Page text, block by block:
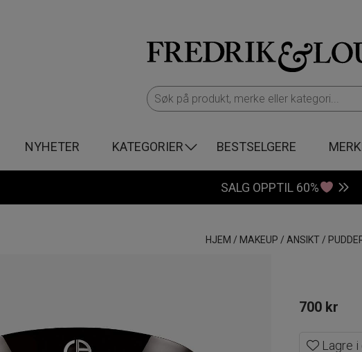
NYHETER KATEGORIER BESTSELGERE
SALG OPPTIL 60%
HJEM / MAKEUP / ANSIKT /
700 kr
Lagre